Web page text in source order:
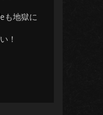
も地獄に
！